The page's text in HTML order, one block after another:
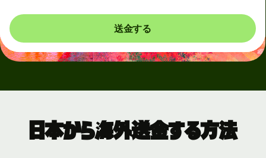
送金する
日本から海外送金する方法